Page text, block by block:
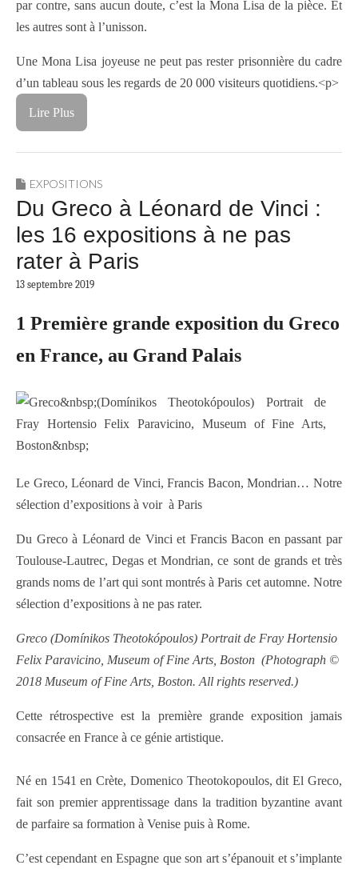
par contre, sans aucun doute, c’est la Mona Lisa de la pièce. Et
les autres sont à l’unisson.
Une Mona Lisa joyeuse ne peut pas rester prisonnière du cadre
d’un tableau sous les regards de 20 000 visiteurs quotidiens.<p>
Lire Plus
EXPOSITIONS
Du Greco à Léonard de Vinci :
les 16 expositions à ne pas
rater à Paris
13 septembre 2019
1 Première grande exposition du Greco
en France, au Grand Palais
Le Greco, Léonard de Vinci, Francis Bacon, Mondrian… Notre
sélection d’expositions à voir à Paris
Du Greco à Léonard de Vinci et Francis Bacon en passant par
Toulouse-Lautrec, Degas et Mondrian, ce sont de grands et très
grands noms de l’art qui sont montrés à Paris cet automne. Notre
sélection d’expositions à ne pas rater.
Greco (Domínikos Theotokópoulos) Portrait de Fray Hortensio
Felix Paravicino, Museum of Fine Arts, Boston (Photograph ©
2018 Museum of Fine Arts, Boston. All rights reserved.)
Cette rétrospective est la première grande exposition jamais
consacrée en France à ce génie artistique.
Né en 1541 en Crète, Domenico Theotokopoulos, dit El Greco,
fait son premier apprentissage dans la tradition byzantine avant
de parfaire sa formation à Venise puis à Rome.
C’est cependant en Espagne que son art s’épanouit et s’implante